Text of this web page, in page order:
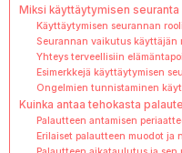
Miksi käyttäytymisen
Käyttäytymisen seurannan
Seurannan vaikutus käyttäjän
Yhteys terveellisiin
Esimerkkejä käyttäytymisen
Ongelmien tunnistaminen
Kuinka antaa tehokasta
Palautteen antamisen
Erilaiset palautteen muodot ja